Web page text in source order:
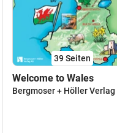
39Seiten
Welcome to Wales
Bergmoser + Höller Verlag